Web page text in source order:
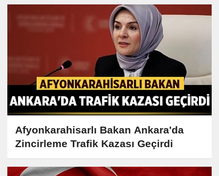
Afyonkarahisarlı Bakan Ankara'da
Zincirleme Trafik Kazası Geçirdi